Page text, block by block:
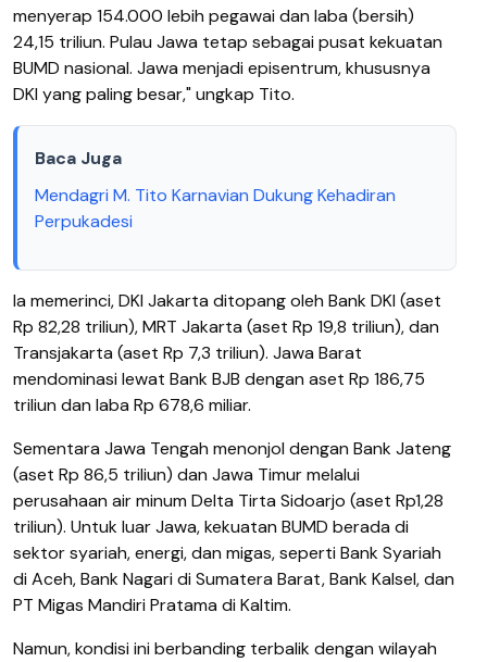
menyerap 154.000 lebih pegawai dan laba (bersih)
24,15 triliun. Pulau Jawa tetap sebagai pusat kekuatan
BUMD nasional. Jawa menjadi episentrum, khususnya
DKI yang paling besar," ungkap Tito.
Baca Juga
Mendagri M. Tito Karnavian Dukung Kehadiran
Perpukadesi
Ia memerinci, DKI Jakarta ditopang oleh Bank DKI (aset
Rp 82,28 triliun), MRT Jakarta (aset Rp 19,8 triliun), dan
Transjakarta (aset Rp 7,3 triliun). Jawa Barat
mendominasi lewat Bank BJB dengan aset Rp 186,75
triliun dan laba Rp 678,6 miliar.
Sementara Jawa Tengah menonjol dengan Bank Jateng
(aset Rp 86,5 triliun) dan Jawa Timur melalui
perusahaan air minum Delta Tirta Sidoarjo (aset Rp1,28
triliun). Untuk luar Jawa, kekuatan BUMD berada di
sektor syariah, energi, dan migas, seperti Bank Syariah
di Aceh, Bank Nagari di Sumatera Barat, Bank Kalsel, dan
PT Migas Mandiri Pratama di Kaltim.
Namun, kondisi ini berbanding terbalik dengan wilayah